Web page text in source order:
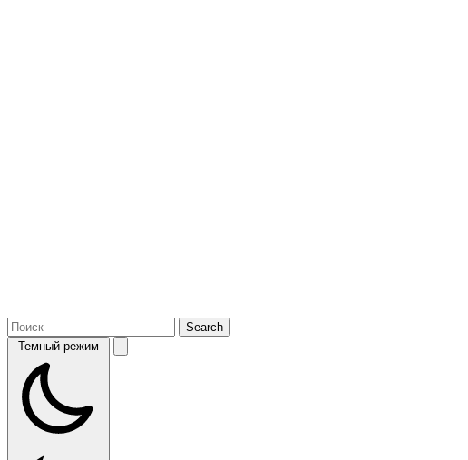
Темный режим